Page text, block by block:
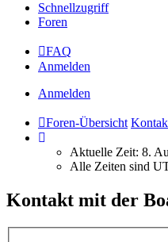
Schnellzugriff
Foren
FAQ
Anmelden
Anmelden
Foren-Übersicht
Aktuelle Zeit: 8.
Alle Zeiten sind
Kontakt mit der